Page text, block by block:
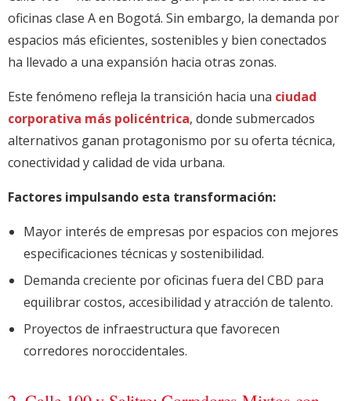
oficinas clase A en Bogotá. Sin embargo, la demanda por
espacios más eficientes, sostenibles y bien conectados
ha llevado a una expansión hacia otras zonas.
Este fenómeno refleja la transición hacia una ciudad
corporativa más policéntrica, donde submercados
alternativos ganan protagonismo por su oferta técnica,
conectividad y calidad de vida urbana.
Factores impulsando esta transformación:
Mayor interés de empresas por espacios con mejores
especificaciones técnicas y sostenibilidad.
Demanda creciente por oficinas fuera del CBD para
equilibrar costos, accesibilidad y atracción de talento.
Proyectos de infraestructura que favorecen
corredores noroccidentales.